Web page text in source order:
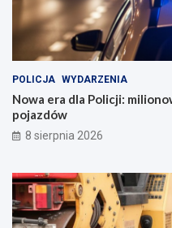
POLICJA WYDARZENIA
Nowa era dla Policji:
pojazdów
8 sierpnia 2026